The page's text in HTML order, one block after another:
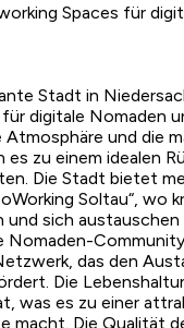
Spaces für
Stadt in
digitale Nomaden
Atmosphäre und die
es zu einem idealen
Die Stadt bietet
Soltau“, wo
und sich austauschen
Nomaden-
das den
Die
was es zu einer
macht. Die Qualität